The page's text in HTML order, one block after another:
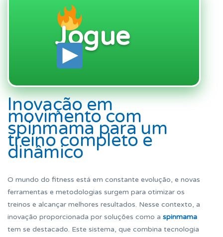
Jogue
Inovação em
movimento com
spinmama para um
treino completo e
dinâmico
O mundo do fitness está em constante evolução, e novas
ferramentas e metodologias surgem para otimizar os
treinos e alcançar melhores resultados. Nesse contexto, a
inovação proporcionada por soluções como a spinmama
tem se destacado. Este sistema, que combina tecnologia